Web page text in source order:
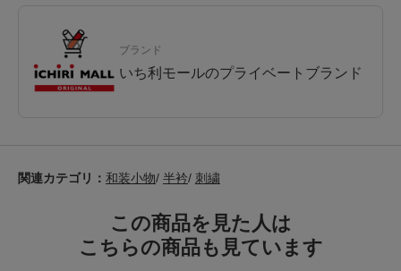
ブランド
いち利モールのプライベートブランド
関連カテゴリ： 和装小物/ 半衿/ 刺繍
この商品を見た人は
こちらの商品も見ています